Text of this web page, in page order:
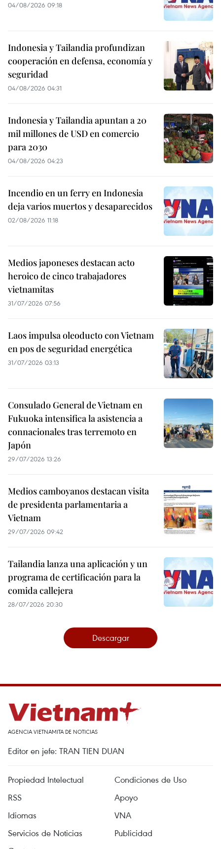
04/08/2026 09:18
Indonesia y Tailandia profundizan
cooperación en defensa, economía y
seguridad
04/08/2026 04:31
Indonesia y Tailandia apuntan a 20
mil millones de USD en comercio
para 2030
04/08/2026 04:23
Incendio en un ferry en Indonesia
deja varios muertos y desaparecidos
02/08/2026 11:18
Medios japoneses destacan acto
heroico de cinco trabajadores
vietnamitas
31/07/2026 07:56
Laos impulsa oleoducto con Vietnam
en pos de seguridad energética
31/07/2026 03:13
Consulado General de Vietnam en
Fukuoka intensifica la asistencia a
connacionales tras terremoto en
Japón
29/07/2026 13:26
Medios camboyanos destacan visita
de presidenta parlamentaria a
Vietnam
29/07/2026 09:42
Tailandia lanza una aplicación y un
programa de certificación para la
comida callejera
28/07/2026 20:30
Descargar
AGENCIA VIETNAMITA DE NOTICIAS
Editor en jefe: TRAN TIEN DUAN
Propiedad Intelectual
Condiciones de Uso
RSS
Apoyo
Idiomas
VNA
Servicios de Noticias
Publicidad